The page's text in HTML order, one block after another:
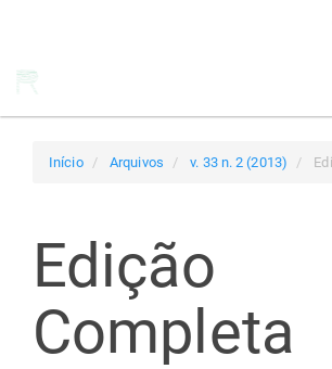
Início Arquivos v. 33 n. 2 (2013)
Edição
Completa